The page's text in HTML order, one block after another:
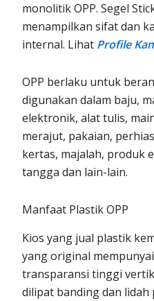
monolitik OPP. Segel
menampilkan sifat dan
internal. Lihat Profile
OPP berlaku untuk
digunakan dalam baju,
elektronik, alat tulis,
merajut, pakaian,
kertas, majalah, produk
tangga dan lain-lain.
Manfaat Plastik OPP
Kios yang jual plastik
yang original
transparansi tinggi
dilipat banding dan lidah